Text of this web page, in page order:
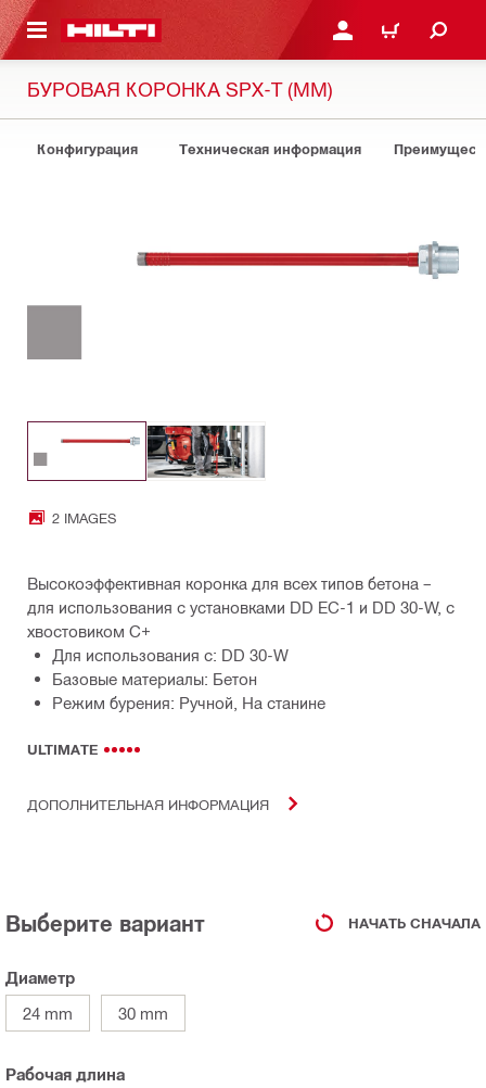
КОНТЕНТУ ВОЙДИТЕ В СВОЮ
КОРЗИНА
БУРОВАЯ КОРОНКА SPX-T (ММ)
Конфигурация Техническая информация
2 IMAGES
Высокоэффективная коронка для всех типов бетона –
для использования с установками DD EC-1 и DD 30-W, с
хвостовиком C+
Для использования с: DD 30-W
Базовые материалы: Бетон
Режим бурения: Ручной, На станине
ULTIMATE
ДОПОЛНИТЕЛЬНАЯ ИНФОРМАЦИЯ
Выберите вариант НАЧАТЬ СНАЧАЛА
Диаметр
24 mm
30 mm
Рабочая длина